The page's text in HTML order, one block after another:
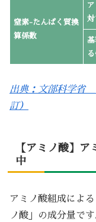
窒素-たんぱく質換
算係数
出典：文部科学省
訂）
【アミノ酸】
中
アミノ酸組成によ
ノ酸」の成分量です